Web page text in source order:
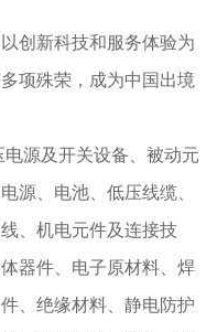
新科技和服务体验为
项殊荣，成为中国出境
源及开关设备、被动元
源、电池、低压线缆、
、机电元件及连接技
器件、电子原材料、焊
、绝缘材料、静电防护